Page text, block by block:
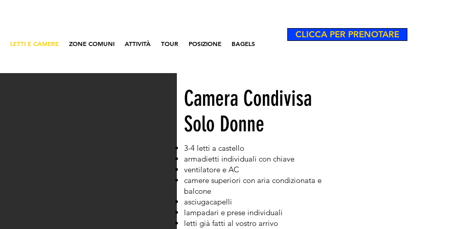
LETTI E CAMERE ZONE COMUNI ATTIVITÀ TOUR POSIZIONE BAGELS
CLICCA PER PRENOTARE
Camera Condivisa
Solo Donne
3-4 letti a castello
armadietti individuali con chiave
ventilatore e AC
camere superiori con aria condizionata e
balcone
asciugacapelli
lampadari e prese individuali
letti già fatti al vostro arrivo